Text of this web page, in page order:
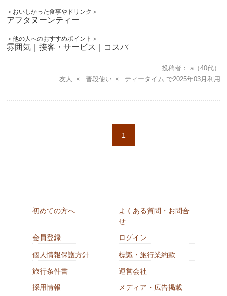
＜おいしかった食事やドリンク＞
アフタヌーンティー
＜他の人へのおすすめポイント＞
雰囲気｜接客・サービス｜コスパ
投稿者 a （40代）
友人
普段使い ティータイム 2025年03月
1
初めての方へ
よくある質問・お問合
せ
会員登録
ログイン
個人情報保護方針
標識・旅行業約款
旅行条件書
運営会社
採用情報
メディア・広告掲載